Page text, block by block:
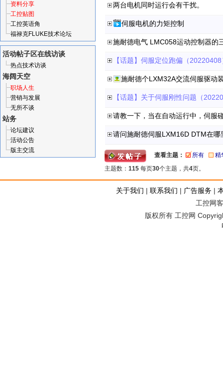
资料分享
工控贴图
工控英语角
福禄克FLUKE技术论坛
活动帖子区在线访谈
热点技术访谈
海阔天空
职场人生
营销与发展
无所不谈
站务
论坛建议
活动公告
版主交流
两台电机同时运行会有干扰。
伺服电机的力矩控制
施耐德电气 LMC058运动控制器的
【话题】伺服定位跑偏（20220408
施耐德个LXM32A交流伺服驱动
【话题】关于伺服刚性问题（
请教一下，当在自动运行中，伺服
请问施耐德伺服LXM16D DTM在
查看主题： 所有
精
主题数： 115 每页30个主题，共4页。
关于我们 | 联系我们 | 广告服务 |
工控网
版权所有 工控网